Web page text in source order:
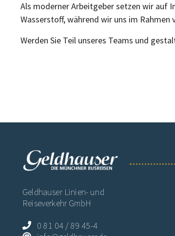
Als moderner Arbeitgeber setzen wir auf
Wasserstoff, während wir uns im
Werden Sie Teil unseres Teams und
Geldhauser Linien- und
Reiseverkehr GmbH
0 81 04 / 89 45-4